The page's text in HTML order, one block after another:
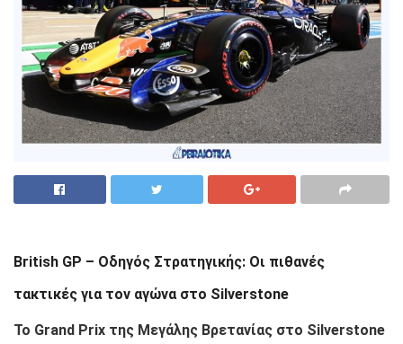
British GP – Οδηγός Στρατηγικής: Οι πιθανές
τακτικές για τον αγώνα στο Silverstone
Το Grand Prix της Μεγάλης Βρετανίας στο Silverstone